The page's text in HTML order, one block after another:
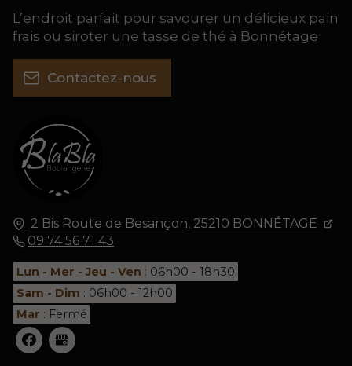
2 Bis Route de Besançon, 25210 BONNÉTAGE
09 74 56 71 43
Lun - Mer - Jeu - Ven : 06h00 - 18h30
Sam - Dim : 06h00 - 12h00
Mar : Fermé
L’endroit parfait pour savourer un délicieux pain
frais ou siroter une tasse de thé à Bonnétage
Contactez-nous